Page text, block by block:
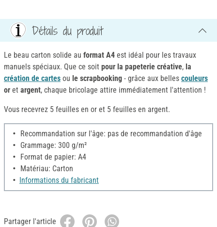
Détails du produit
Le beau carton solide au format A4 est idéal pour les travaux
manuels spéciaux. Que ce soit pour la papeterie créative, la
création de cartes ou le scrapbooking - grâce aux belles couleurs
or et argent, chaque bricolage attire immédiatement l'attention !
Vous recevrez 5 feuilles en or et 5 feuilles en argent.
Recommandation sur l'âge: pas de recommandation d'âge
Grammage: 300 g/m²
Format de papier: A4
Matériau: Carton
Informations du fabricant
Partager l'article